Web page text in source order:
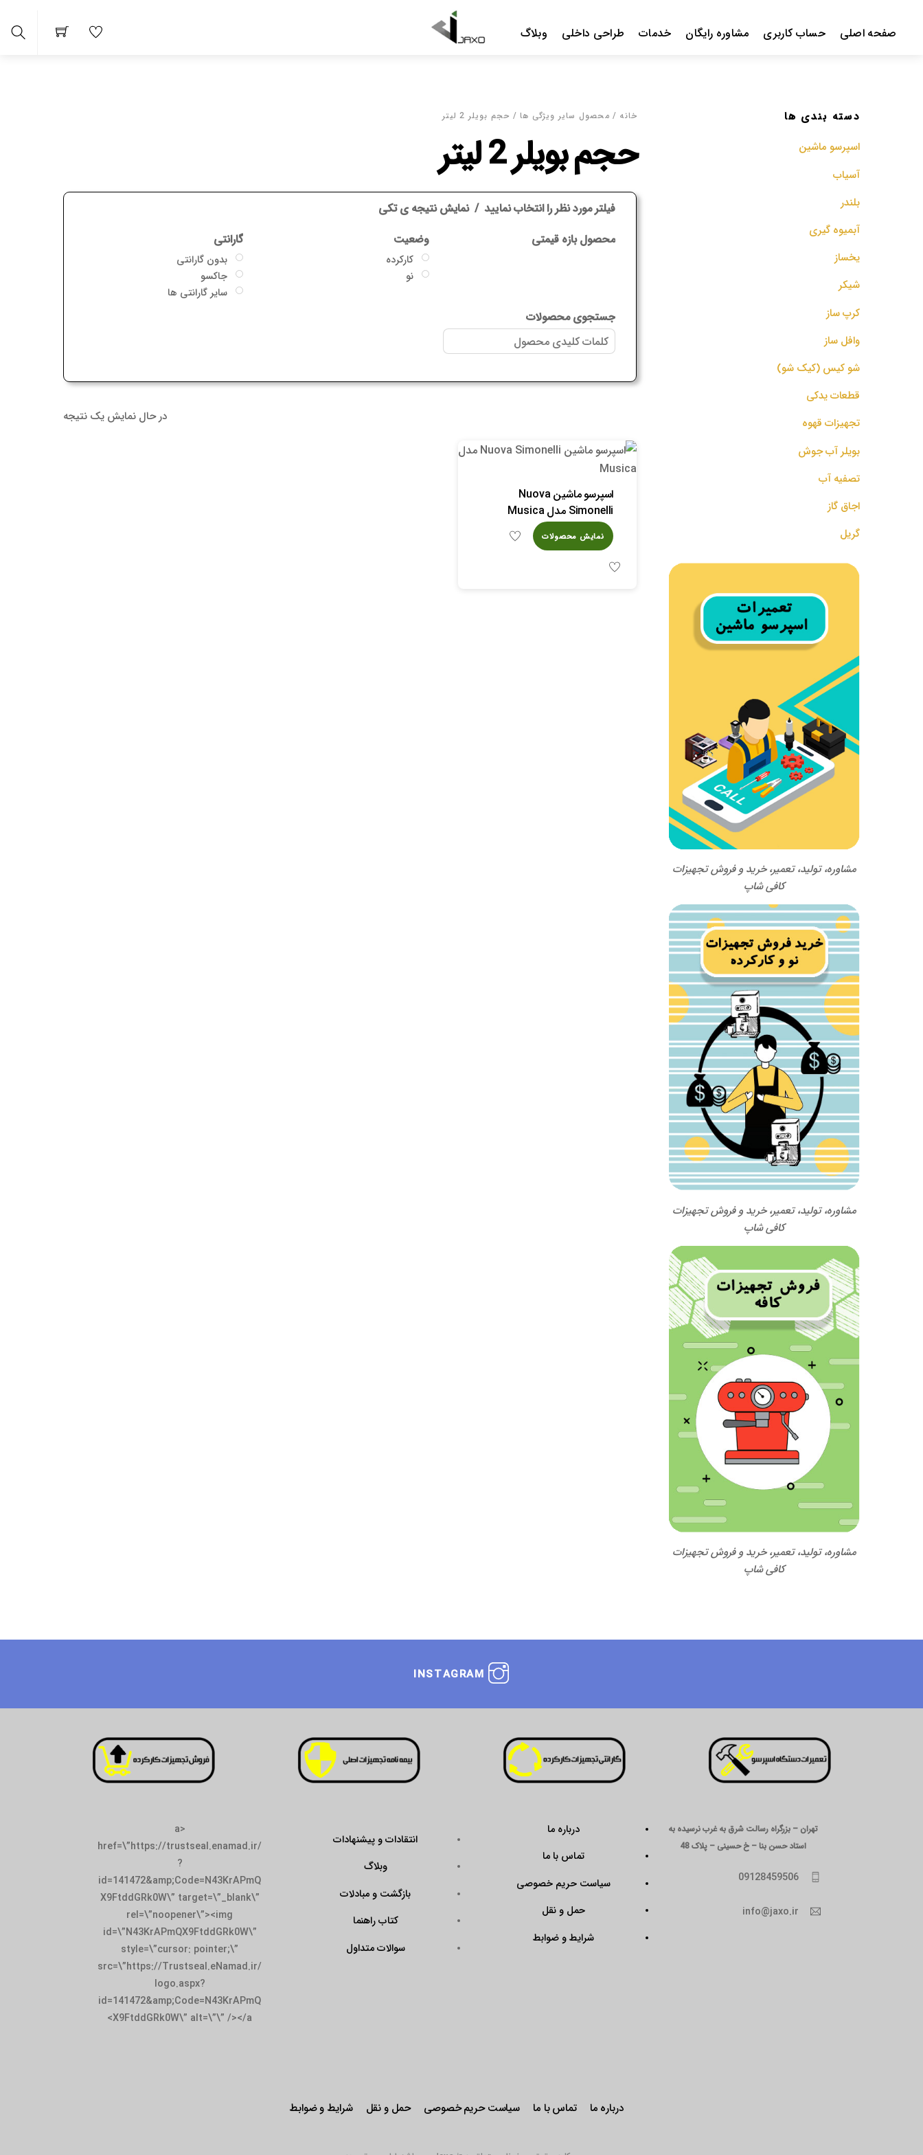
صفحه اصلی حساب کاربری مشاوره رایگان خدمات طراحی داخلی وبلاگ
خانه / محصول سایر ویژگی ها / حجم بویلر 2 لیتر
حجم بویلر 2 لیتر
فیلتر مورد نظر را انتخاب نمایید نمایش نتیجه ی تکی
محصول بازه قیمتی وضعیت
کارکرده
نو
گارانتی
بدون گارانتی
جاکسو
سایر گارانتی ها
جستجوی محصولات
در حال نمایش یک نتیجه
اسپرسو ماشین Nuova
Simonelli مدل Musica
نمایش محصولات
دسته بندی ها
اسپرسو‌ ماشین
آسیاب
بلندر
آبمیوه گیری
یخساز
شیکر
کرپ ساز
وافل ساز
شو کیس (کیک شو)
قطعات یدکی
تجهیزات قهوه
بویلر آب جوش
تصفیه آب
اجاق گاز
گریل
مشاوره، تولید، تعمیر، خرید و فروش تجهیزات
کافی شاپ
مشاوره، تولید، تعمیر، خرید و فروش تجهیزات
کافی شاپ
مشاوره، تولید، تعمیر، خرید و فروش تجهیزات
کافی شاپ
INSTAGRAM
تهران – بزرگراه رسالت شرق به غرب نرسیده به
استاد حسن بنا – خ حسینی – پلاک 48
09128459506
info@jaxo.ir
درباره ما
تماس با ما
سیاست حریم خصوصی
حمل و نقل
شرایط و ضوابط
انتقادات و پیشنهادات
وبلاگ
بازگشت و مبادلات
کتاب راهنما
سوالات متداول
<a
href=\”https://trustseal.enamad.ir/
?
id=141472&amp;Code=N43KrAPmQ
X9FtddGRk0W\” target=\”_blank\”
rel=\”noopener\”><img
id=\”N43KrAPmQX9FtddGRk0W\”
style=\”cursor: pointer;\”
src=\”https://Trustseal.eNamad.ir/
logo.aspx?
id=141472&amp;Code=N43KrAPmQ
X9FtddGRk0W\” alt=\”\” /></a>
درباره ما تماس با ما سیاست حریم خصوصی حمل و نقل شرایط و ضوابط